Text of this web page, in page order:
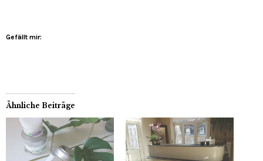
Gefällt mir:
Ähnliche Beiträge